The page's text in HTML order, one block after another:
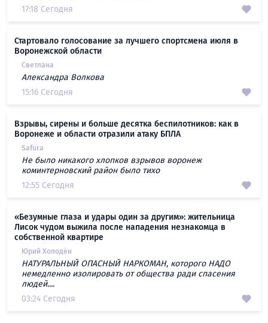
17:18 Сегодня
Стартовало голосование за лучшего спортсмена июля в
Воронежской области
Светлана
Александра Волкова
15:16 Сегодня
Взрывы, сирены и больше десятка беспилотников: как в
Воронеже и области отразили атаку БПЛА
Safura
Не было никакого хлопков взрывов воронеж
коминтерновский район было тихо
12:55 Сегодня
«Безумные глаза и удары один за другим»: жительница
Лисок чудом выжила после нападения незнакомца в
собственной квартире
Юрий Холодён
НАТУРАЛЬНЫЙ ОПАСНЫЙ НАРКОМАН, которого НАДО
немедленно изолировать от общества ради спасения
людей....
03:24 Сегодня